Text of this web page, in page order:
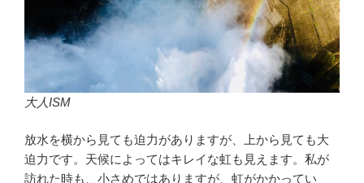
大人ISM
放水を横から見ても迫力がありますが、上から見ても大
迫力です。天候によってはキレイな虹も見えます。私が
訪れた時も、小さめではありますが、虹がかかってい